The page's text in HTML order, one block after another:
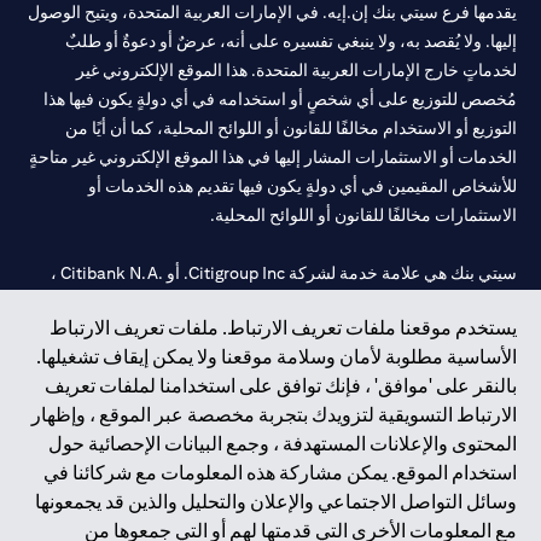
يستخدم موقعنا ملفات تعريف الارتباط. ملفات تعريف الارتباط
الأساسية مطلوبة لأمان وسلامة موقعنا ولا يمكن إيقاف تشغيلها.
بالنقر على 'موافق' ، فإنك توافق على استخدامنا لملفات تعريف
الارتباط التسويقية لتزويدك بتجربة مخصصة عبر الموقع ، وإظهار
المحتوى والإعلانات المستهدفة ، وجمع البيانات الإحصائية حول
استخدام الموقع. يمكن مشاركة هذه المعلومات مع شركائنا في
وسائل التواصل الاجتماعي والإعلان والتحليل والذين قد يجمعونها
مع المعلومات الأخرى التي قدمتها لهم أو التي جمعوها من
يقدمها فرع سيتي بنك إن.إيه. في الإمارات العربية المتحدة، ويتيح الوصول
إليها. ولا يُقصد به، ولا ينبغي تفسيره على أنه، عرضٌ أو دعوةٌ أو طلبٌ
لخدماتٍ خارج الإمارات العربية المتحدة. هذا الموقع الإلكتروني غير
مُخصص للتوزيع على أي شخصٍ أو استخدامه في أي دولةٍ يكون فيها هذا
التوزيع أو الاستخدام مخالفًا للقانون أو اللوائح المحلية، كما أن أيًا من
الخدمات أو الاستثمارات المشار إليها في هذا الموقع الإلكتروني غير متاحةٍ
للأشخاص المقيمين في أي دولةٍ يكون فيها تقديم هذه الخدمات أو
الاستثمارات مخالفًا للقانون أو اللوائح المحلية.
سيتي بنك هي علامة خدمة لشركة Citigroup Inc. أو .Citibank N.A ،
سيتي بنك إن. إيه. الإمارات مسجل لدى مصرف الإمارات المركزي تحت
أرقام التراخيص 202563 لفرع الوصل في دبي، 531989 لفرع مول
الإمارات في دبي، وCN-1002019لفرع أبوظبي. هاتف: 4000 311 04.
فرع سيتي بنك إن إيه - الإمارات العربية المتحدة مرخص من مصرف
الإمارات العربية المتحدة المركزي كفرع لبنك أجنبي.
سيتي بنك إن إيه الإمارات العربية المتحدة مرخص من هيئة الأوراق المالية
والسلع في الإمارات العربية المتحدة ("SCA") للقيام بالنشاط المالي لـ أ)